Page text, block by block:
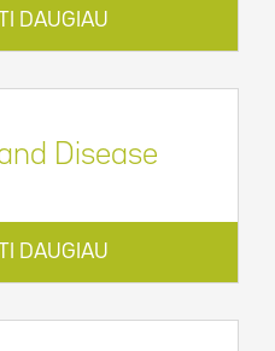
DAUGIAU
Disease
DAUGIAU